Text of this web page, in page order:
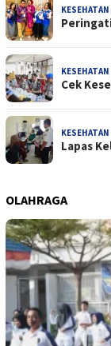
KESEHATAN
KESEHATAN
Cek
KESEHATAN
Lapas
OLAHRAGA